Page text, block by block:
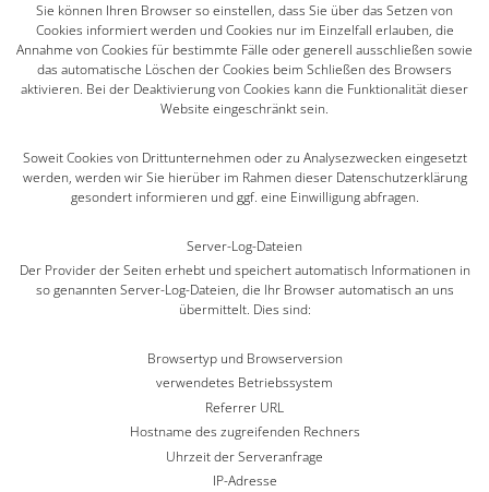
Sie können Ihren Browser so einstellen, dass Sie über das Setzen von
Cookies informiert werden und Cookies nur im Einzelfall erlauben, die
Annahme von Cookies für bestimmte Fälle oder generell ausschließen sowie
das automatische Löschen der Cookies beim Schließen des Browsers
aktivieren. Bei der Deaktivierung von Cookies kann die Funktionalität dieser
Website eingeschränkt sein.
Soweit Cookies von Drittunternehmen oder zu Analysezwecken eingesetzt
werden, werden wir Sie hierüber im Rahmen dieser Datenschutzerklärung
gesondert informieren und ggf. eine Einwilligung abfragen.
Server-Log-Dateien
Der Provider der Seiten erhebt und speichert automatisch Informationen in
so genannten Server-Log-Dateien, die Ihr Browser automatisch an uns
übermittelt. Dies sind:
Browsertyp und Browserversion
verwendetes Betriebssystem
Referrer URL
Hostname des zugreifenden Rechners
Uhrzeit der Serveranfrage
IP-Adresse